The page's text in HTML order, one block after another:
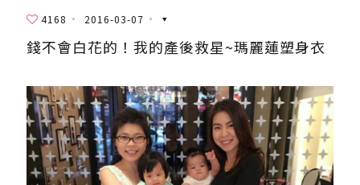
4168 2016-03-07
錢不會白花的！我的產後救星~瑪麗蓮塑身衣